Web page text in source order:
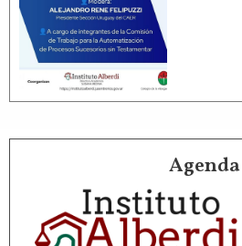
Agenda